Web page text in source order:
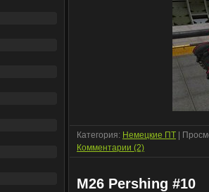
Категория: Немецкие ПТ |
Комментарии (2)
M26 Pershing #10